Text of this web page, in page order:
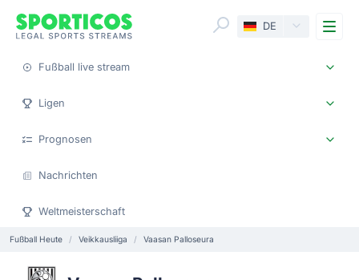
DE
Fußball live stream
Ligen
Prognosen
Nachrichten
Weltmeisterschaft
Fußball Heute Veikkausliiga Vaasan Palloseura